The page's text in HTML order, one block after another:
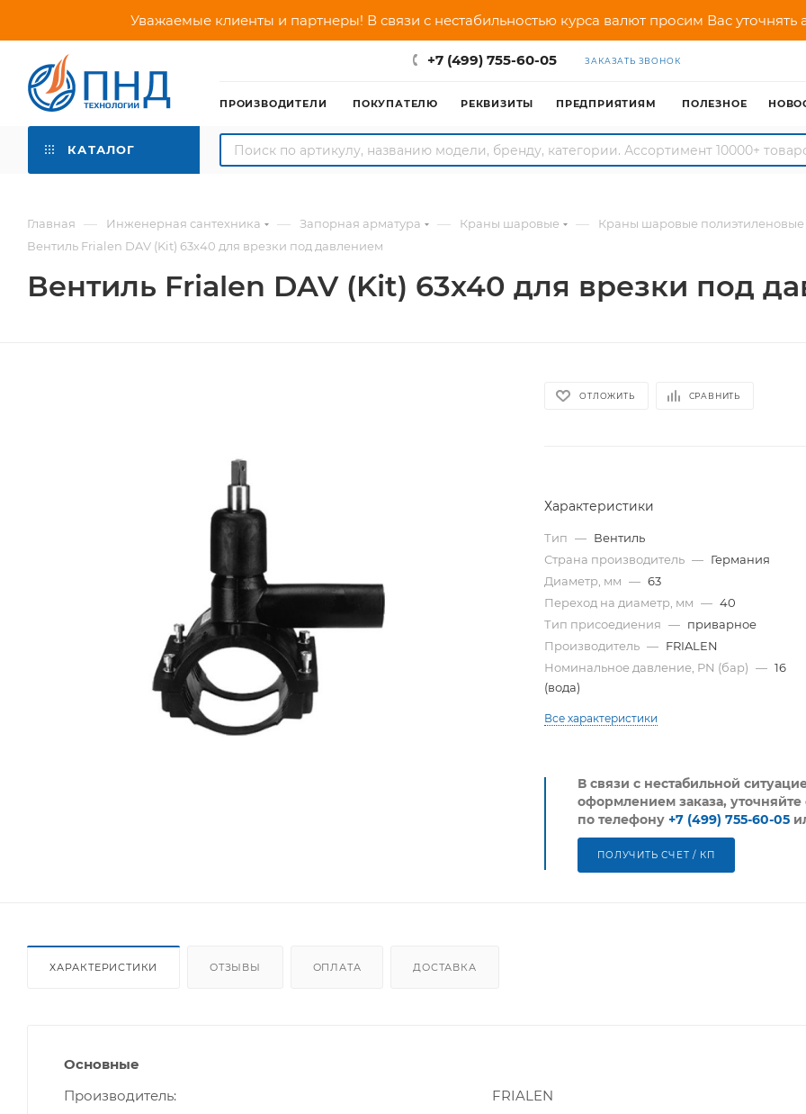
Уважаемые клиенты и партнеры! В связи с нестабильностью курса валют просим Вас
+7 (499) 755-60-05 ЗАКАЗАТЬ ЗВОНОК
ПРОИЗВОДИТЕЛИ ПОКУПАТЕЛЮ РЕКВИЗИТЫ ПРЕДПРИЯТИЯМ ПОЛЕЗНОЕ
КАТАЛОГ
Главная — Инженерная сантехника — Запорная арматура — Краны шаровые — Краны шаровые полиэтиленовые
Вентиль Frialen DAV (Kit) 63х40 для врезки под давлением
Вентиль Frialen DAV (Kit) 63х40 для врезки под
ОТЛОЖИТЬ СРАВНИТЬ
Характеристики
Тип — Вентиль
Страна производитель — Германия
Диаметр, мм — 63
Переход на диаметр, мм — 40
Тип присоедиения — приварное
Производитель — FRIALEN
Номинальное давление, PN (бар) — 16
(вода)
Все характеристики
В связи с нестабильной
оформлением заказа, уточняйте
по телефону+7 (499) 755-60-05
ПОЛУЧИТЬ СЧЕТ / КП
ХАРАКТЕРИСТИКИ ОТЗЫВЫ ОПЛАТА ДОСТАВКА
Основные
Производитель
FRIALEN